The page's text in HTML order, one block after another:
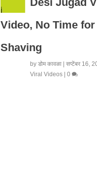
Video, No Time for
Shaving
by डोम कावळा| सप्टेंबर 16,
Viral Videos| 0